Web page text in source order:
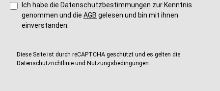
Ich habe die Datenschutzbestimmungen zur Kenntnis
genommen und die AGB gelesen und bin mit ihnen
einverstanden.
Diese Seite ist durch reCAPTCHA geschützt und es gelten die
Datenschutzrichtlinie und Nutzungsbedingungen.